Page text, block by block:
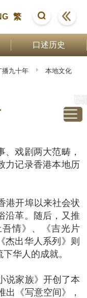
繁
口述历史
九十年
本地文化
戏剧两大范畴，
力记录香港本地历
港开埠以来社会状
沿革。随后，又推
情》、《吉光片
杰出华人系列》则
华人的成就。
说家族》开创了本
出《写意空间》，